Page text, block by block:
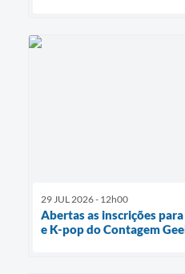
29 JUL 2026 - 12h00
Abertas as inscrições
e K-pop do Contagem